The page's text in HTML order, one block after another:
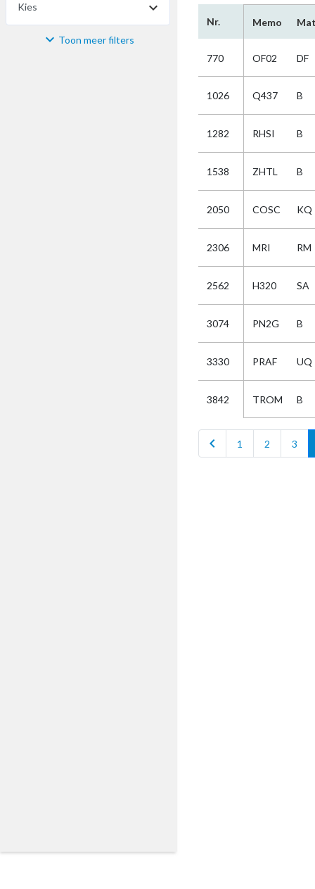
Kies
Materiaal Toon meer filters
Nr. Memo
770 OF02 DF
1026 Q437 B
1282 RHSI B
1538 ZHTL B
2050 COSC KQ
2306 MRI RM
2562 H320 SA
3074 PN2G B
3330 PRAF UQ
3842 TROM B
chevron_left 1 2 3